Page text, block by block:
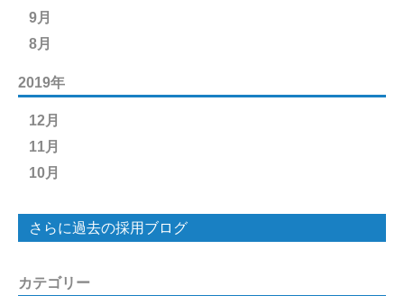
9月
8月
2019年
12月
11月
10月
さらに過去の採用ブログ
カテゴリー